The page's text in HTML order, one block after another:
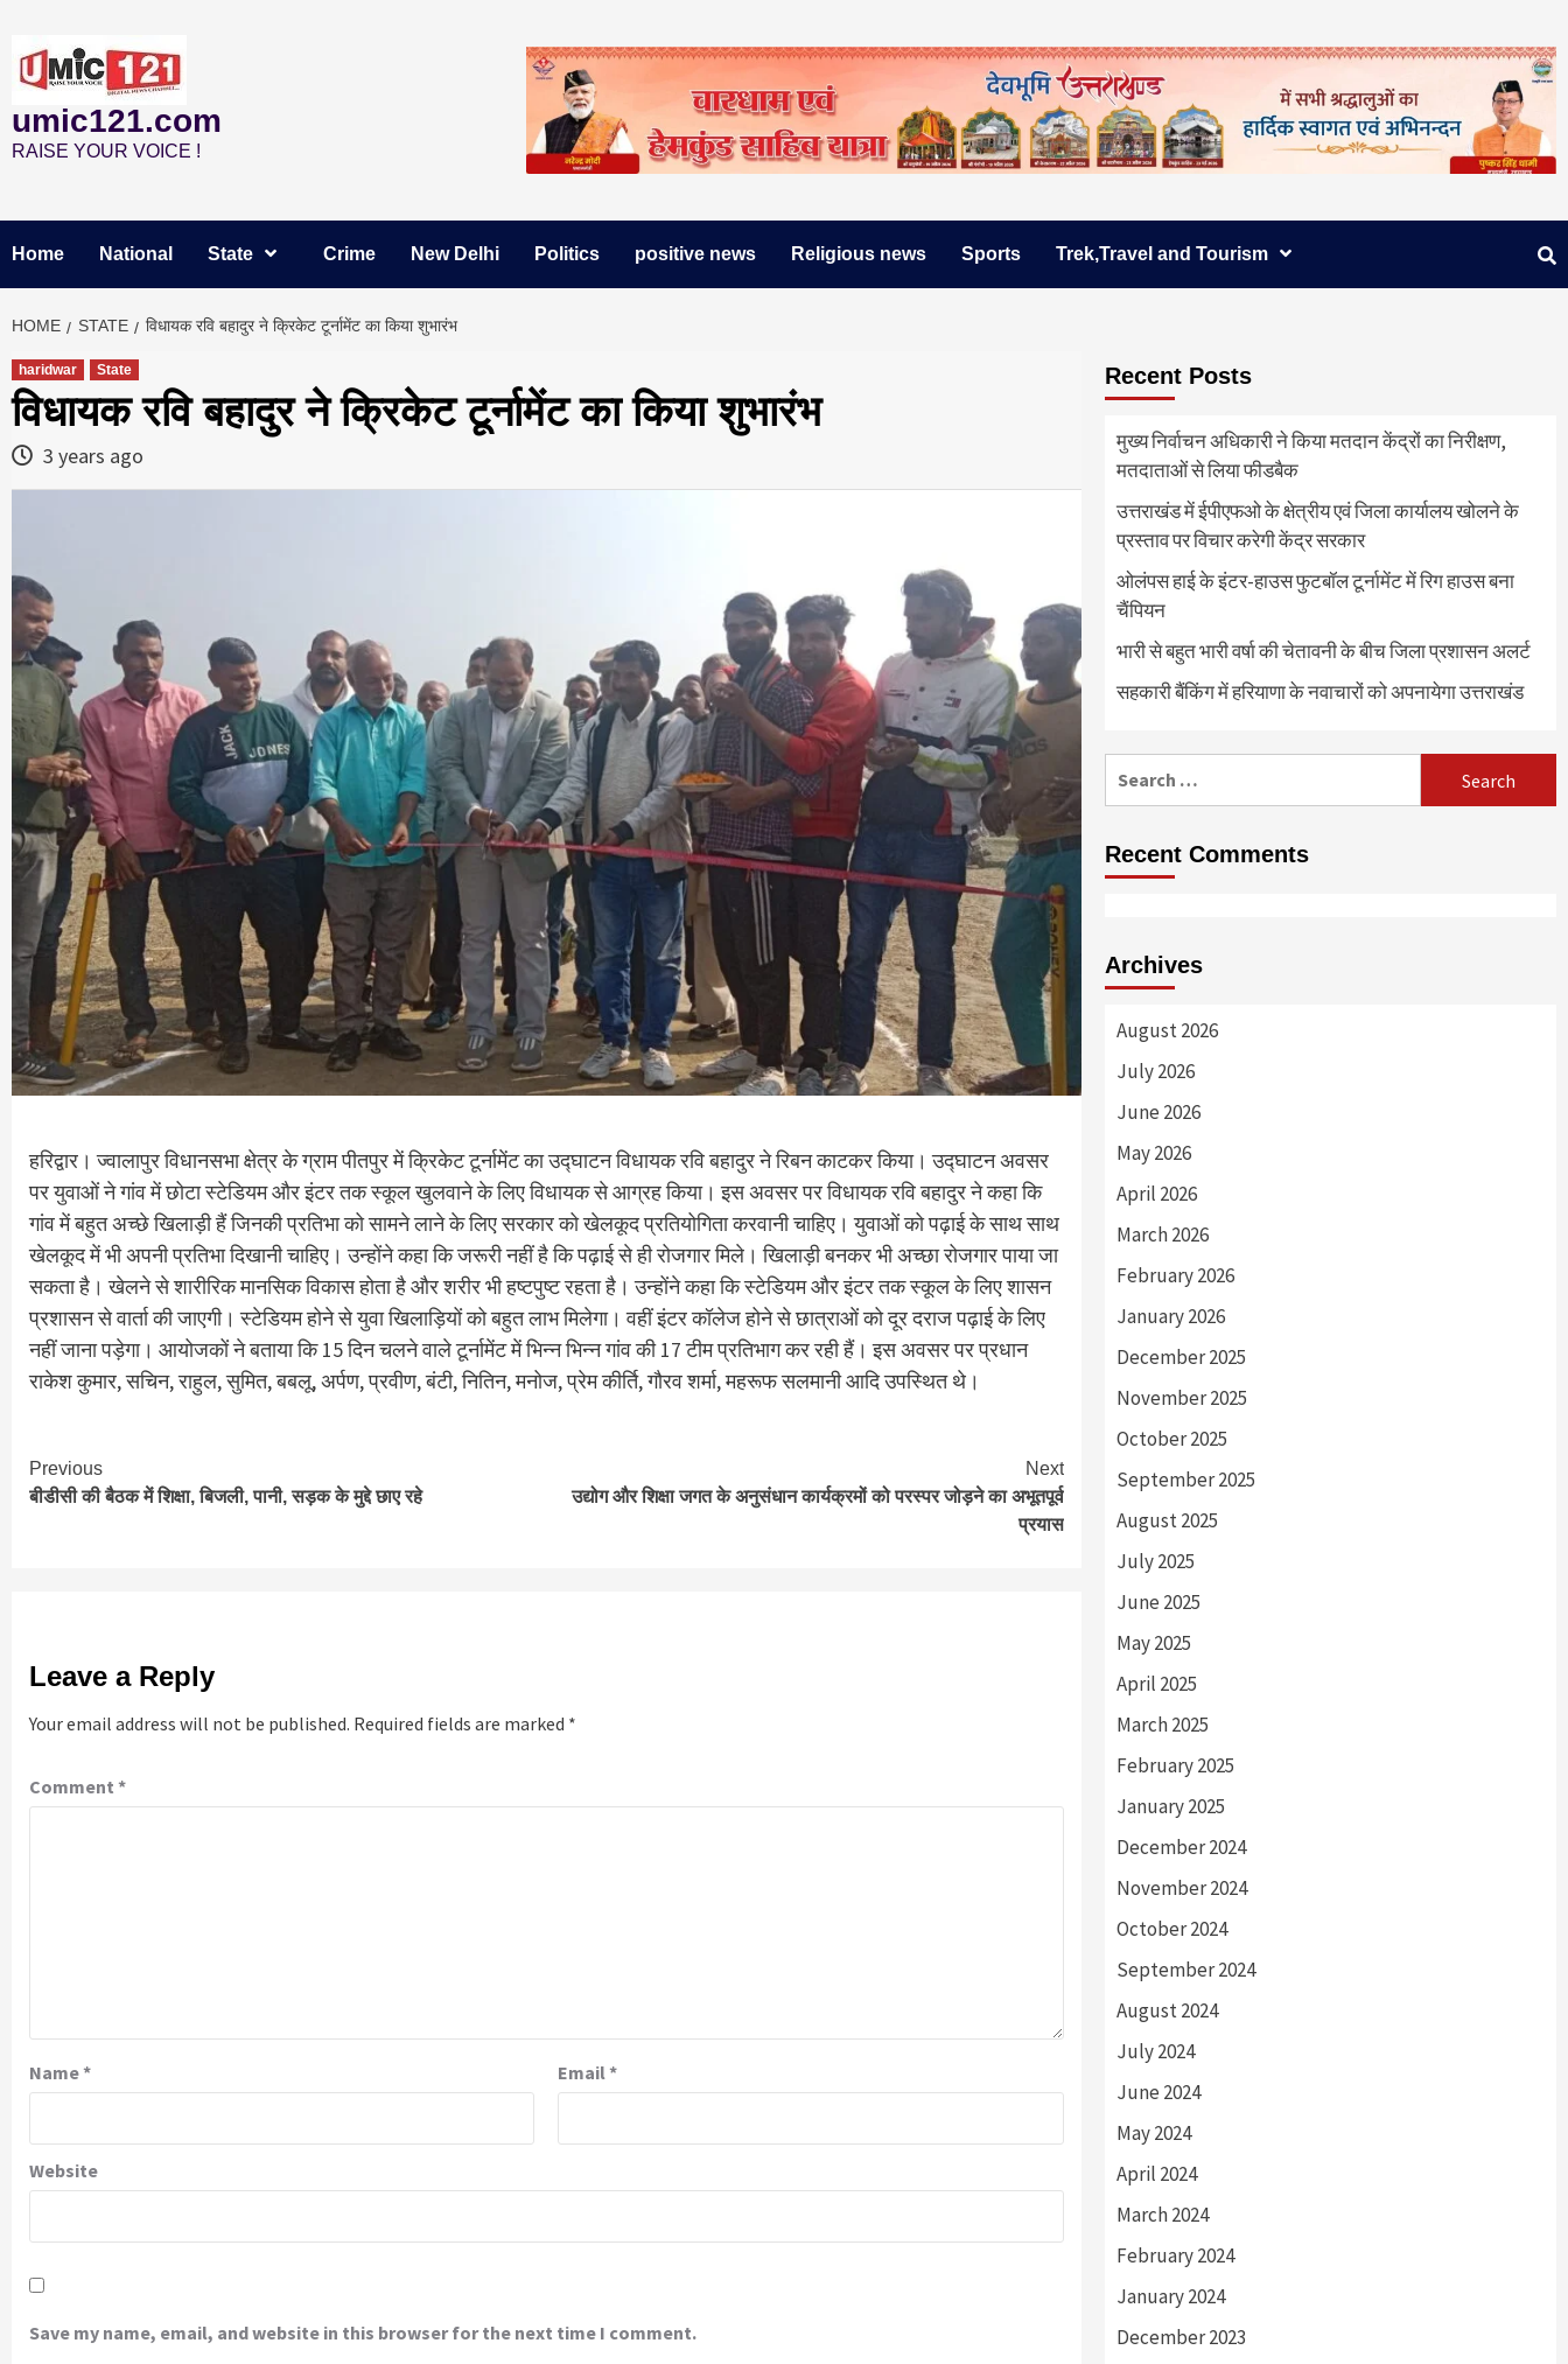
content
umic121.com
RAISE YOUR VOICE !
Home National State Crime New Delhi Politics positive news Religious news Sports Trek,Travel and Tourism
HOME STATE विधायक रवि बहादुर ने क्रिकेट टूर्नामेंट का किया शुभारंभ
haridwar State
विधायक रवि बहादुर ने क्रिकेट टूर्नामेंट का किया शुभारंभ
3 years ago
हरिद्वार। ज्वालापुर विधानसभा क्षेत्र के ग्राम पीतपुर में क्रिकेट टूर्नामेंट का उद्घाटन विधायक रवि बहादुर ने रिबन काटकर किया। उद्घाटन अवसर
पर युवाओं ने गांव में छोटा स्टेडियम और इंटर तक स्कूल खुलवाने के लिए विधायक से आग्रह किया। इस अवसर पर विधायक रवि बहादुर ने कहा कि
गांव में बहुत अच्छे खिलाड़ी हैं जिनकी प्रतिभा को सामने लाने के लिए सरकार को खेलकूद प्रतियोगिता करवानी चाहिए। युवाओं को पढ़ाई के साथ साथ
खेलकूद में भी अपनी प्रतिभा दिखानी चाहिए। उन्होंने कहा कि जरूरी नहीं है कि पढ़ाई से ही रोजगार मिले। खिलाड़ी बनकर भी अच्छा रोजगार पाया जा
सकता है। खेलने से शारीरिक मानसिक विकास होता है और शरीर भी हष्टपुष्ट रहता है। उन्होंने कहा कि स्टेडियम और इंटर तक स्कूल के लिए शासन
प्रशासन से वार्ता की जाएगी। स्टेडियम होने से युवा खिलाड़ियों को बहुत लाभ मिलेगा। वहीं इंटर कॉलेज होने से छात्राओं को दूर दराज पढ़ाई के लिए
नहीं जाना पड़ेगा। आयोजकों ने बताया कि 15 दिन चलने वाले टूर्नामेंट में भिन्न भिन्न गांव की 17 टीम प्रतिभाग कर रही हैं। इस अवसर पर प्रधान
राकेश कुमार, सचिन, राहुल, सुमित, बबलू, अर्पण, प्रवीण, बंटी, नितिन, मनोज, प्रेम कीर्ति, गौरव शर्मा, महरूफ सलमानी आदि उपस्थित थे।
Continue
Reading
Previous
बीडीसी की बैठक में शिक्षा, बिजली, पानी, सड़क के मुद्दे छाए रहे
Next
उद्योग और शिक्षा जगत के अनुसंधान कार्यक्रमों को परस्पर जोड़ने का अभूतपूर्व
प्रयास
Leave a Reply
Your email address will not be published. Required fields are marked *
Comment *
Name* Email*
Website
Save my name, email, and website in this browser for the next time I comment.
Recent Posts
मुख्य निर्वाचन अधिकारी ने किया मतदान केंद्रों का निरीक्षण,
मतदाताओं से लिया फीडबैक
उत्तराखंड में ईपीएफओ के क्षेत्रीय एवं जिला कार्यालय खोलने के
प्रस्ताव पर विचार करेगी केंद्र सरकार
ओलंपस हाई के इंटर-हाउस फुटबॉल टूर्नामेंट में रिग हाउस बना
चैंपियन
भारी से बहुत भारी वर्षा की चेतावनी के बीच जिला प्रशासन अलर्ट
सहकारी बैंकिंग में हरियाणा के नवाचारों को अपनायेगा उत्तराखंड
Recent Comments
Archives
August 2026
July 2026
June 2026
May 2026
April 2026
March 2026
February 2026
January 2026
December 2025
November 2025
October 2025
September 2025
August 2025
July 2025
June 2025
May 2025
April 2025
March 2025
February 2025
January 2025
December 2024
November 2024
October 2024
September 2024
August 2024
July 2024
June 2024
May 2024
April 2024
March 2024
February 2024
January 2024
December 2023